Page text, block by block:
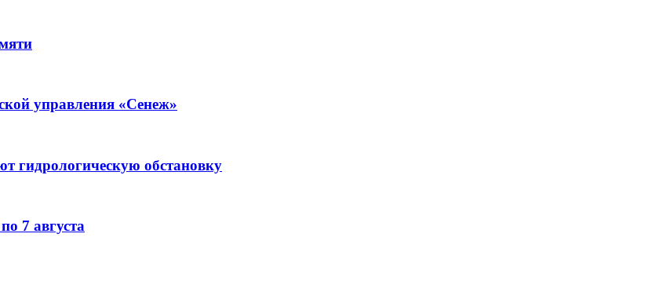
управления «Сенеж»
гидрологическую обстановку
7 августа